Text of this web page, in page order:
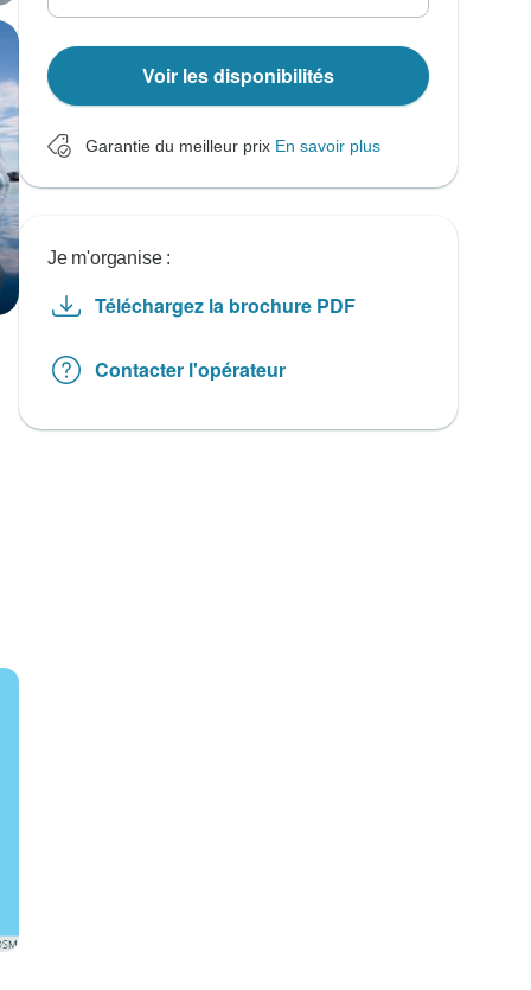
Voir les disponibilités
Garantie du meilleur prix En savoir plus
Je m'organise :
Téléchargez la brochure PDF
Contacter l'opérateur